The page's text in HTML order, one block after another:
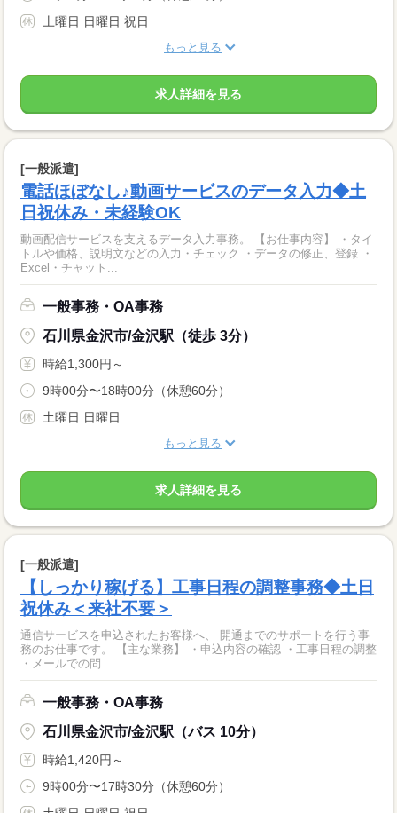
土曜日 日曜日 祝日
もっと見る
求人詳細を見る
[一般派遣]
電話ほぼなし♪動画サービスのデータ入力◆土
日祝休み・未経験OK
動画配信サービスを支えるデータ入力事務。 【お仕事内容】 ・タイ
トルや価格、説明文などの入力・チェック ・データの修正、登録 ・
Excel・チャット...
一般事務・OA事務
石川県金沢市/金沢駅（徒歩 3分）
時給1,300円～
9時00分〜18時00分（休憩60分）
土曜日 日曜日
もっと見る
求人詳細を見る
[一般派遣]
【しっかり稼げる】工事日程の調整事務◆土日
祝休み＜来社不要＞
通信サービスを申込されたお客様へ、 開通までのサポートを行う事
務のお仕事です。 【主な業務】 ・申込内容の確認 ・工事日程の調整
・メールでの問...
一般事務・OA事務
石川県金沢市/金沢駅（バス 10分）
時給1,420円～
9時00分〜17時30分（休憩60分）